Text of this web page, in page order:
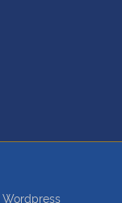
Wordpress